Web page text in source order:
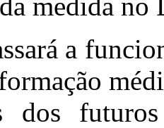
a
dos